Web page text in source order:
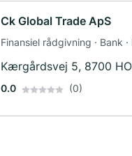
Ck Global Trade ApS
Finansiel rådgivning · Bank
Kærgårdsvej 5, 8700
0.0 (0)